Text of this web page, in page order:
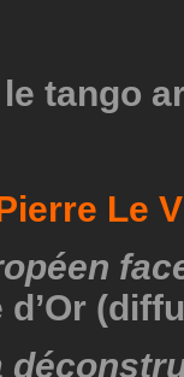
le tango
Le